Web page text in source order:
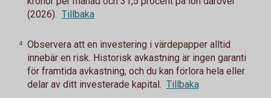
(2026). Tillbaka
4
Observera att en investering i värdepapper alltid
innebär en risk. Historisk avkastning är ingen garanti
för framtida avkastning, och du kan förlora hela eller
delar av ditt investerade kapital. Tillbaka